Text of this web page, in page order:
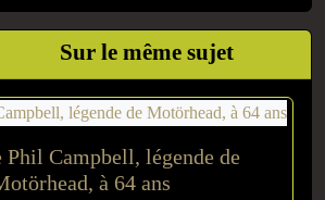
Sur le même sujet
Phil Campbell, légende de
à 64 ans